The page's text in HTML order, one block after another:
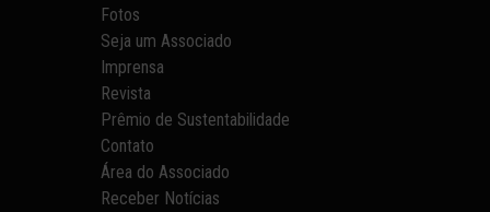
Fotos
Seja um Associado
Imprensa
Revista
Prêmio de Sustentabilidade
Contato
Área do Associado
Receber Notícias